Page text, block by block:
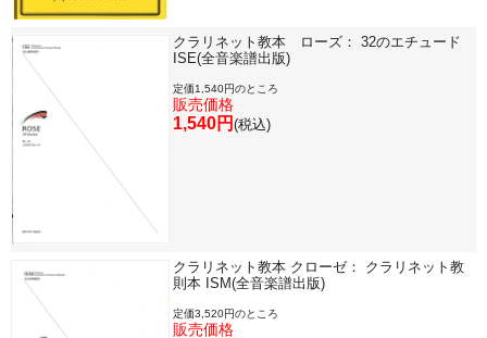
クラリネット教本 ローズ： 32のエチュード
ISE(全音楽譜出版)
定価1,540円のところ
販売価格
1,540円 (税込)
クラリネット教本 クローゼ： クラリネット教
則本 ISM(全音楽譜出版)
定価3,520円のところ
販売価格